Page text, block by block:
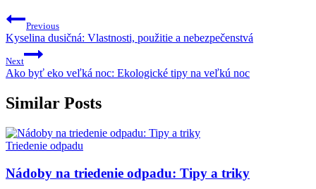
Previous
Kyselina dusičná: Vlastnosti, použitie a nebezpečenstvá
Next
Ako byť eko veľká noc: Ekologické tipy na veľkú noc
Similar Posts
Triedenie odpadu
Nádoby na triedenie odpadu: Tipy a triky